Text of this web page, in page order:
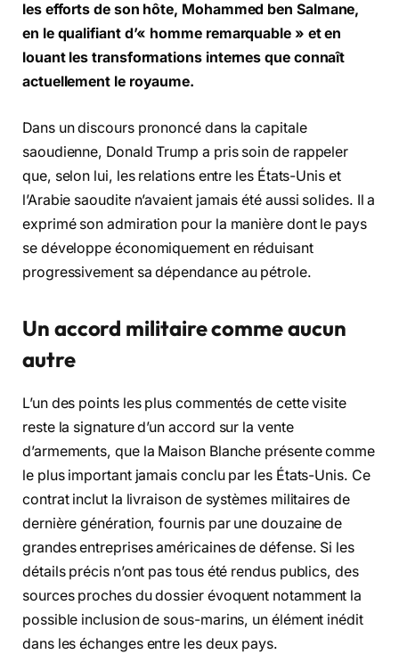
les efforts de son hôte, Mohammed ben Salmane,
en le qualifiant d’« homme remarquable » et en
louant les transformations internes que connaît
actuellement le royaume.
Dans un discours prononcé dans la capitale
saoudienne, Donald Trump a pris soin de rappeler
que, selon lui, les relations entre les États-Unis et
l’Arabie saoudite n’avaient jamais été aussi solides. Il a
exprimé son admiration pour la manière dont le pays
se développe économiquement en réduisant
progressivement sa dépendance au pétrole.
Un accord militaire comme aucun
autre
L’un des points les plus commentés de cette visite
reste la signature d’un accord sur la vente
d’armements, que la Maison Blanche présente comme
le plus important jamais conclu par les États-Unis. Ce
contrat inclut la livraison de systèmes militaires de
dernière génération, fournis par une douzaine de
grandes entreprises américaines de défense. Si les
détails précis n’ont pas tous été rendus publics, des
sources proches du dossier évoquent notamment la
possible inclusion de sous-marins, un élément inédit
dans les échanges entre les deux pays.